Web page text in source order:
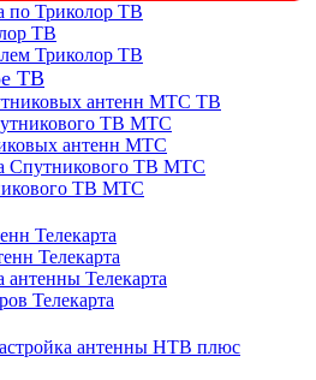
по Триколор ТВ
ТВ
Триколор ТВ
ТВ
антенн МТС ТВ
ТВ МТС
антенн МТС
Спутникового ТВ МТС
ТВ МТС
Телекарта
Телекарта
антенны Телекарта
Телекарта
антенны НТВ плюс